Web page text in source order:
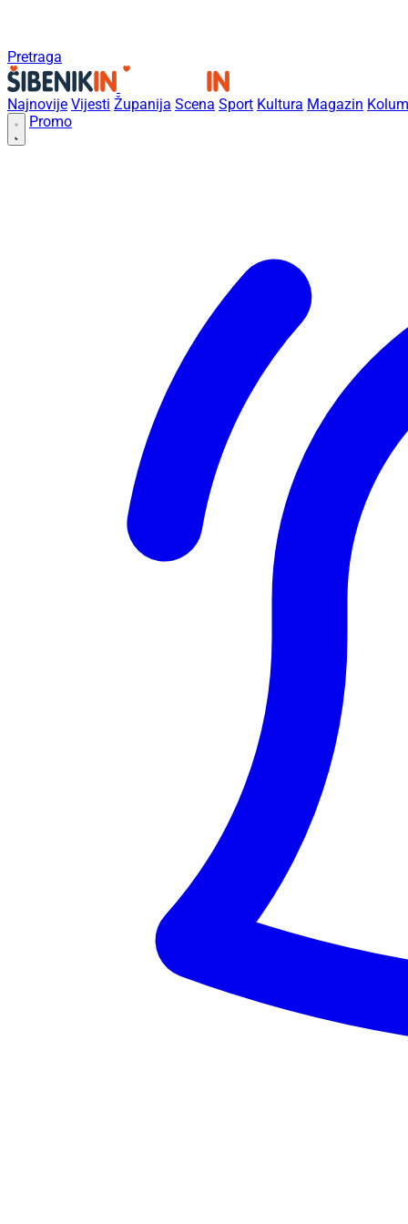
Pretraga
Najnovije Vijesti Županija Scena Sport Kultura Magazin
Promo